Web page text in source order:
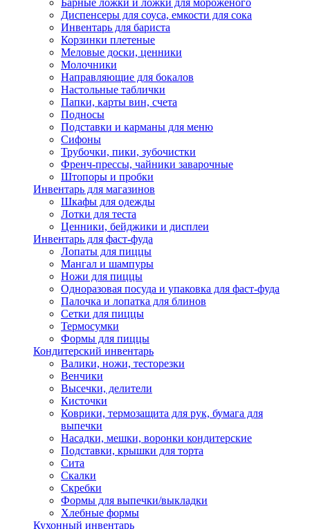
Барные ложки и ложки для мороженого
Диспенсеры для соуса, емкости для сока
Инвентарь для бариста
Корзинки плетеные
Меловые доски, ценники
Молочники
Направляющие для бокалов
Настольные таблички
Папки, карты вин, счета
Подносы
Подставки и карманы для меню
Сифоны
Трубочки, пики, зубочистки
Френч-прессы, чайники заварочные
Штопоры и пробки
Инвентарь для магазинов
Шкафы для одежды
Лотки для теста
Ценники, бейджики и дисплеи
Инвентарь для фаст-фуда
Лопаты для пиццы
Мангал и шампуры
Ножи для пиццы
Одноразовая посуда и упаковка для фаст-фуда
Палочка и лопатка для блинов
Сетки для пиццы
Термосумки
Формы для пиццы
Кондитерский инвентарь
Валики, ножи, тесторезки
Венчики
Высечки, делители
Кисточки
Коврики, термозащита для рук, бумага для
выпечки
Насадки, мешки, воронки кондитерские
Подставки, крышки для торта
Сита
Скалки
Скребки
Формы для выпечки/выкладки
Хлебные формы
Кухонный инвентарь